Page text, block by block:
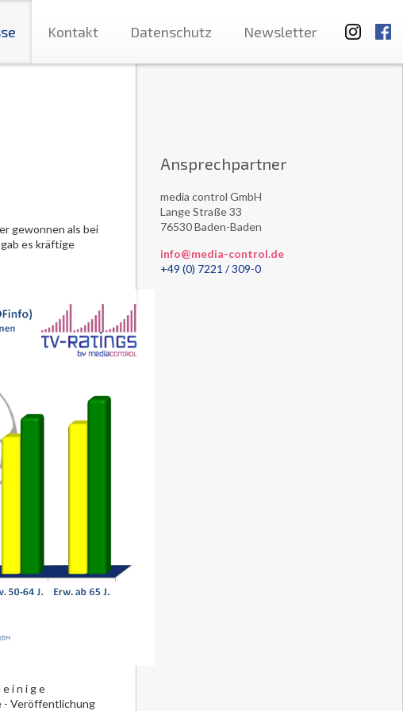
Kontakt Datenschutz Newsletter
gewonnen als bei
es kräftige
i n i g e
- Veröffentlichung
Ansprechpartner
media control GmbH
Lange Straße 33
76530 Baden-Baden
info@media-control.de
+49 (0) 7221 / 309-0